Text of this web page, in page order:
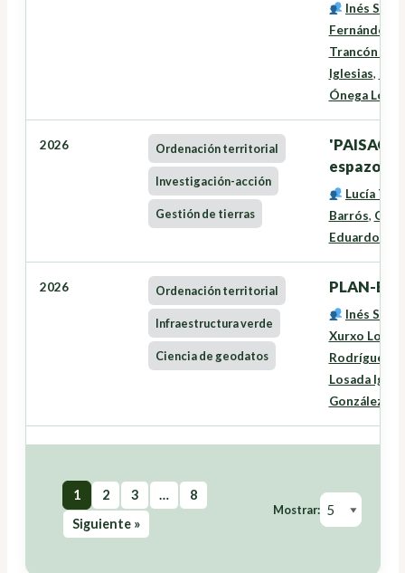
Inés
Fernández
Trancón
Iglesias,
Ónega López
2026 Ordenación territorial
Investigación-acción
Gestión de tierras
espazo
Lucía
Barrós,
Eduardo
2026 Ordenación territorial
Infraestructura verde
Ciencia de geodatos
PLAN-
Inés
Xurxo
Rodríguez
Losada
González
1 2 3 …
8
Siguiente »
Mostrar: